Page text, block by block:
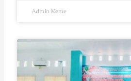
Admin Keme